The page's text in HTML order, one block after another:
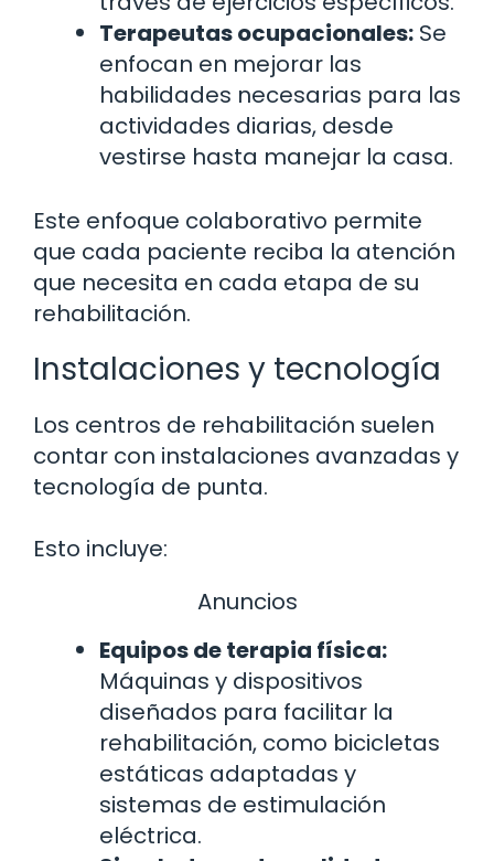
Terapeutas ocupacionales: Se
enfocan en mejorar las
habilidades necesarias para las
actividades diarias, desde
vestirse hasta manejar la casa.
Este enfoque colaborativo permite
que cada paciente reciba la atención
que necesita en cada etapa de su
rehabilitación.
Instalaciones y tecnología
Los centros de rehabilitación suelen
contar con instalaciones avanzadas y
tecnología de punta.
Esto incluye:
Anuncios
Equipos de terapia física:
Máquinas y dispositivos
diseñados para facilitar la
rehabilitación, como bicicletas
estáticas adaptadas y
sistemas de estimulación
eléctrica.